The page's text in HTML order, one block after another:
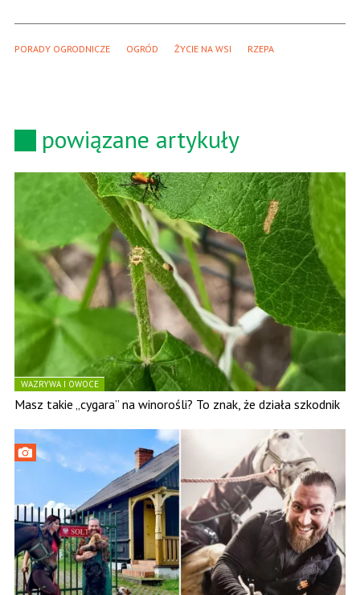
PORADY OGRODNICZE OGRÓD ŻYCIE NA WSI RZEPA
powiązane artykuły
WAZRYWA I OWOCE
Masz takie „cygara” na winorośli? To znak, że działa szkodnik